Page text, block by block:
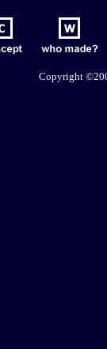
Copyright